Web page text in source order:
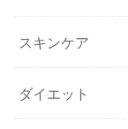
スキンケア
ダイエット